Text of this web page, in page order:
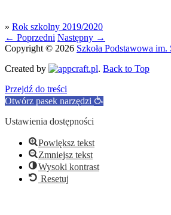
» Rok szkolny 2019/2020
← Poprzedni Następny →
Copyright © 2026 Szkoła Podstawowa
Created by
. Back to Top
Przejdź do treści
Otwórz pasek narzędzi
Ustawienia dostępności
Powiększ tekst
Zmniejsz tekst
Wysoki kontrast
Resetuj